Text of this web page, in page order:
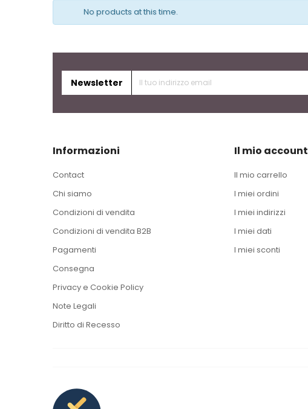
No products at this time.
Newsletter
Informazioni
Contact
Chi siamo
Condizioni di vendita
Condizioni di vendita B2B
Pagamenti
Consegna
Privacy e Cookie Policy
Note Legali
Diritto di Recesso
Il mio account
Il mio carrello
I miei ordini
I miei indirizzi
I miei dati
I miei sconti